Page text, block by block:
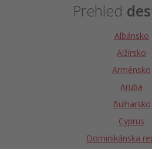
Prehled
Albánsko
Alžírsko
Arménsko
Aruba
Bulharsko
Cyprus
Dominikánska